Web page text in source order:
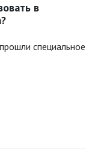
в
специальное